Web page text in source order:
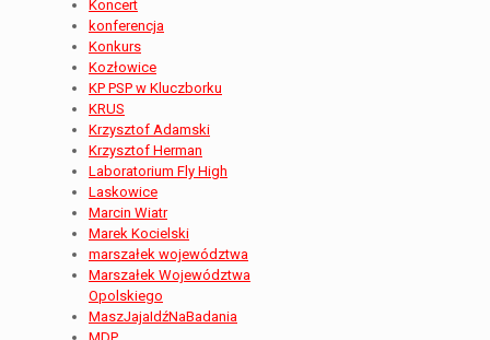
Koncert
konferencja
Konkurs
Kozłowice
KP PSP w Kluczborku
KRUS
Krzysztof Adamski
Krzysztof Herman
Laboratorium Fly High
Laskowice
Marcin Wiatr
Marek Kocielski
marszałek województwa
Marszałek Województwa
Opolskiego
MaszJajaIdźNaBadania